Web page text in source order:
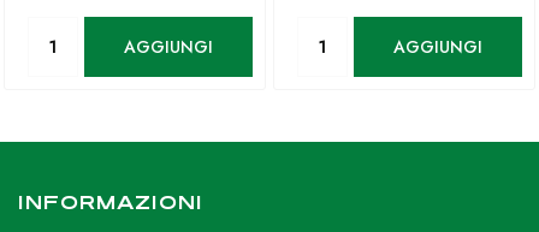
AGGIUNGI AGGIUNGI
INFORMAZIONI